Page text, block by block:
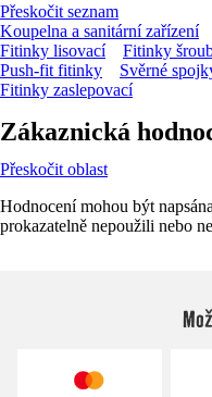
Přeskočit seznam
Koupelna a sanitární zařízení
Fitinky lisovací
Fitinky
Push-fit fitinky
Svěrné
Fitinky zaslepovací
Zákaznická
Přeskočit oblast
Hodnocení mohou být
prokazatelně nepoužili nebo